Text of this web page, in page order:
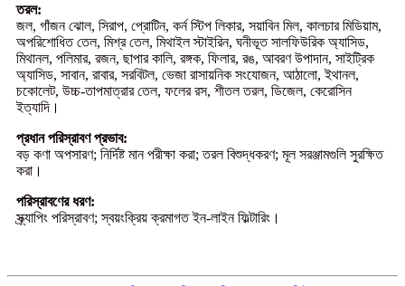
তরল:
জল, গাঁজন ঝোল, সিরাপ, প্রোটিন, কর্ন স্টিপ লিকার, সয়াবিন মিল, কালচার মিডিয়াম,
অপরিশোধিত তেল, মিশ্র তেল, মিথাইল স্টাইরিন, ঘনীভূত সালফিউরিক অ্যাসিড,
মিথানল, পলিমার, রজন, ছাপার কালি, রঙ্গক, ফিলার, রঙ, আবরণ উপাদান, সাইট্রিক
অ্যাসিড, সাবান, রাবার, সরবিটল, ভেজা রাসায়নিক সংযোজন, আঠালো, ইথানল,
চকোলেট, উচ্চ-তাপমাত্রার তেল, ফলের রস, শীতল তরল, ডিজেল, কেরোসিন
ইত্যাদি।
প্রধান পরিস্রাবণ প্রভাব:
বড় কণা অপসারণ; নির্দিষ্ট মান পরীক্ষা করা; তরল বিশুদ্ধকরণ; মূল সরঞ্জামগুলি সুরক্ষিত
করা।
পরিস্রাবণের ধরণ:
স্ক্র্যাপিং পরিস্রাবণ; স্বয়ংক্রিয় ক্রমাগত ইন-লাইন ফিল্টারিং।